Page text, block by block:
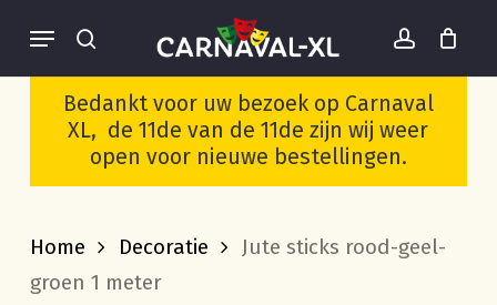
main
content
search account
Menu
Cart Close
Cart
Bedankt voor uw bezoek op Carnaval
XL, de 11de van de 11de zijn wij weer
open voor nieuwe bestellingen.
Home Decoratie
Jute sticks rood-geel-
groen 1 meter
Wees de eerste om
“Jute sticks rood-geel-
groen 1 meter” te
beoordelen
beoordeling te plaatsen.